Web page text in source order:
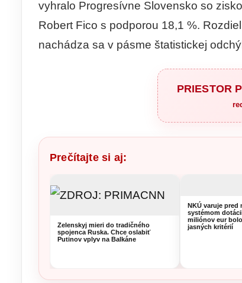
vyhralo Progresívne Slovensko so
Robert Fico s podporou 18,1 %.
nachádza sa v pásme štatistickej
PRIESTOR
Prečítajte si aj:
Zelenskyj mieri do tradičného
spojenca Ruska. Chce oslabiť
Putinov vplyv na Balkáne
NKÚ varuje pred
systémom
miliónov eur
jasných kritérií